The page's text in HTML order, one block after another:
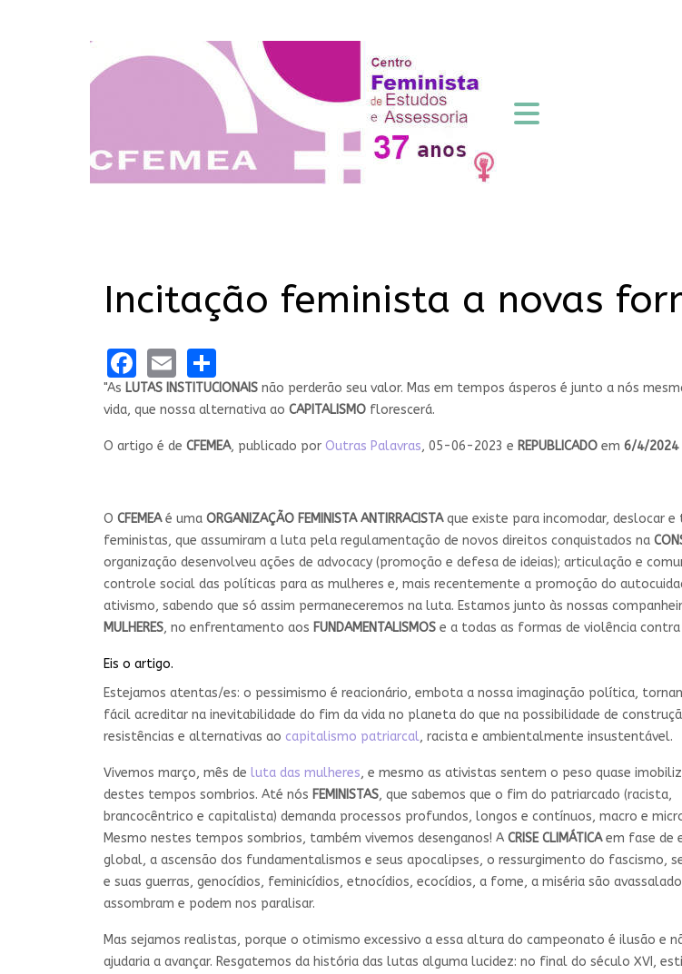
Incitação feminista a novas
Facebook
Email
"As LUTAS INSTITUCIONAIS não perderão seu valor. Mas em tempos ásperos é junto a nós
vida, que nossa alternativa ao CAPITALISMO florescerá.
O artigo é de CFEMEA, publicado por Outras Palavras, 05-06-2023 e REPUBLICADO em 6/4/2024
O CFEMEAé uma ORGANIZAÇÃO FEMINISTA ANTIRRACISTAque existe para incomodar, deslocar e
feministas, que assumiram a luta pela regulamentação de novos direitos conquistados na
organização desenvolveu ações de advocacy (promoção e defesa de ideias); articulação e
controle social das políticas para as mulheres e, mais recentemente a promoção do
ativismo, sabendo que só assim permaneceremos na luta. Estamos junto às nossas
MULHERES, no enfrentamento aos FUNDAMENTALISMOS e a todas as formas de violência
Eis o artigo.
Estejamos atentas/es: o pessimismo é reacionário, embota a nossa imaginação política,
fácil acreditar na inevitabilidade do fim da vida no planeta do que na possibilidade de
resistências e alternativas ao capitalismo patriarcal, racista e ambientalmente insustentável.
Vivemos março, mês de luta das mulheres, e mesmo as ativistas sentem o peso quase
destes tempos sombrios. Até nós FEMINISTAS, que sabemos que o fim do patriarcado (racista,
brancocêntrico e capitalista) demanda processos profundos, longos e contínuos, macro e
Mesmo nestes tempos sombrios, também vivemos desenganos! A CRISE CLIMÁTICAem fase de
global, a ascensão dos fundamentalismos e seus apocalipses, o ressurgimento do fascismo,
e suas guerras, genocídios, feminicídios, etnocídios, ecocídios, a fome, a miséria são
assombram e podem nos paralisar.
Mas sejamos realistas, porque o otimismo excessivo a essa altura do campeonato é ilusão e
ajudaria a avançar. Resgatemos da história das lutas alguma lucidez: no final do século XVI,